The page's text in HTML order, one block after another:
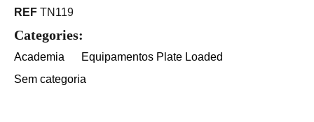
REF TN119
Categories:
Academia
Equipamentos Plate Loaded
Sem categoria